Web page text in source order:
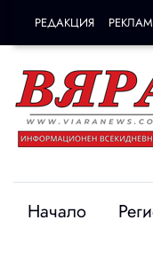
РЕДАКЦИЯ
Начало